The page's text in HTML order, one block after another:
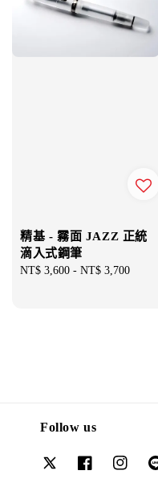
精基 - 霧面 JAZZ 正統
滴入式鋼筆
Regular
NT$ 3,600 - NT$ 3,700
Follow us